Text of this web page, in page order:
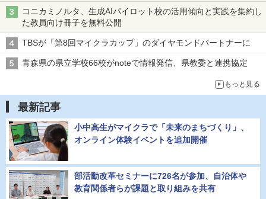
コニカミノルタ、生成AIパイロット校の活用傾向と実践を集約し
た教員向け冊子を無料公開
TBSが「第8回マイクラカップ」のダイヤモンドパートナーに
青森県の県立学校66校がnoteで情報発信、県教委と連携協定
もっと見る
最新記事
小中高生がマイクラで「未来のまちづくり」、
オンライン体験イベントを追加開催
部活動改革セミナーに726名が参加、自治体や
教育関係者らが課題と取り組みを共有